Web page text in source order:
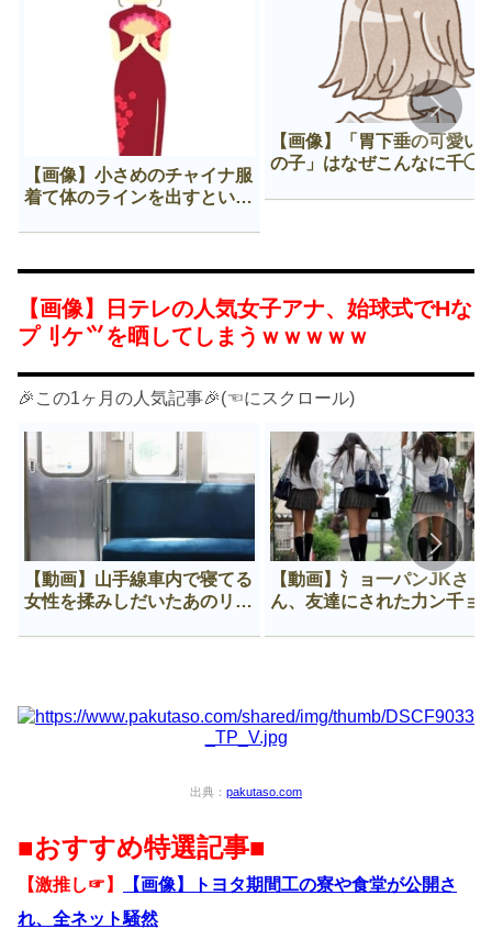
【画像】小さめのチャイナ服
着て体のラインを出すという
【画像】「胃下垂の可愛い
の子」はなぜこんなに千◯
【画像】日テレの人気女子アナ、始球式でHな
プ刂ケ⺍を晒してしまうｗｗｗｗｗ
🎉この1ヶ月の人気記事🎉(☜にスクロール)
【動画】山手線車内で寝てる
女性を揉みしだいたあのリー
【動画】氵ョ一パンJKさ
ん、友達にされた力ン千ョ
出典： pakutaso.com
■おすすめ特選記事■
【激推し☞】
【画像】トヨタ期間工の寮や食堂が公開さ
れ、全ネット騒然